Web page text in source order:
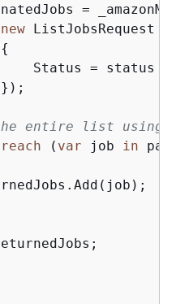
=
new ListJobsRequest
{
Status = status
entire list using
( var job in